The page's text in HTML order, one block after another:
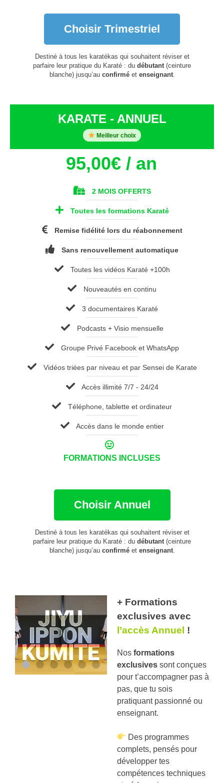
Choisir Trimestriel
Destiné à tous les karatékas qui souhaitent réviser et
parfaire leur pratique du Karaté : du débutant(ceinture
blanche) jusqu’au confirméet enseignant.
KARATE - ANNUEL
Meilleur choix
95,00€/ an
2 MOIS OFFERTS
Toutes les formations Karaté
Remise fidélité lors du réabonnement
Sans renouvellement automatique
Toutes les vidéos Karaté +100h
Nouveautés en continu
3 documentaires Karaté
Podcasts + Visio mensuelle
Groupe Privé Facebook et WhatsApp
Vidéos triées par niveau et par Sensei de Karate
Accès illimité 7/7 - 24/24
Téléphone, tablette et ordinateur
Accès dans le monde entier
FORMATIONS INCLUSES
Choisir Annuel
Destiné à tous les karatékas qui souhaitent réviser et
parfaire leur pratique du Karaté : du débutant (ceinture
blanche) jusqu’au confirméet enseignant.
+ Formations
exclusives avec
l’accès Annuel !
Nos formations
exclusives sont conçues
pour t’accompagner pas à
pas, que tu sois
pratiquant passionné ou
enseignant.
Des programmes
complets, pensés pour
développer tes
compétences techniques